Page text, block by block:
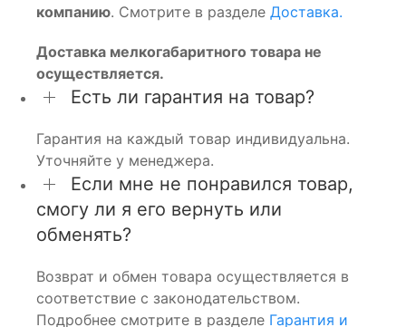
компанию. Смотрите в разделе Доставка.
Доставка мелкогабаритного товара не
осуществляется.
Есть ли гарантия на товар?
Гарантия на каждый товар индивидуальна.
Уточняйте у менеджера.
Если мне не понравился товар,
смогу ли я его вернуть или
обменять?
Возврат и обмен товара осуществляется в
соответствие с законодательством.
Подробнее смотрите в разделе Гарантия и